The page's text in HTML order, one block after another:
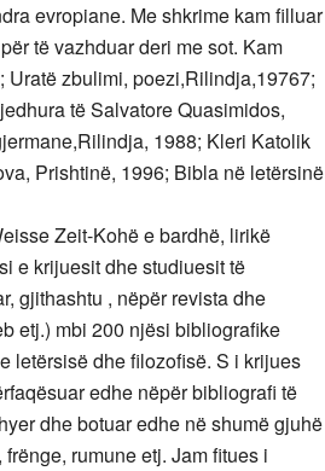
evropiane. Me shkrime kam filluar
të vazhduar deri me sot. Kam
zbulimi, poezi,Rilindja,19767;
të Salvatore Quasimidos,
1988; Kleri Katolik
Prishtinë, 1996; Bibla në letërsinë
Zeit-Kohë e bardhë, lirikë
e krijuesit dhe studiuesit të
gjithashtu , nëpër revista dhe
etj.) mbi 200 njësi bibliografike
letërsisë dhe filozofisë. S i krijues
edhe nëpër bibliografi të
dhe botuar edhe në shumë gjuhë
rumune etj. Jam fitues i